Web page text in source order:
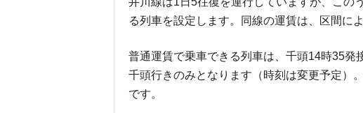
る列車を設定します。同線の運賃は、区間に
普通運賃で乗車できる列車は、千頭14時35発
千頭行きのみとなります（時刻は変更予定）
です。